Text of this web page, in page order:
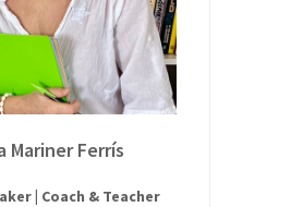
Mariner Ferrís
| Coach & Teacher